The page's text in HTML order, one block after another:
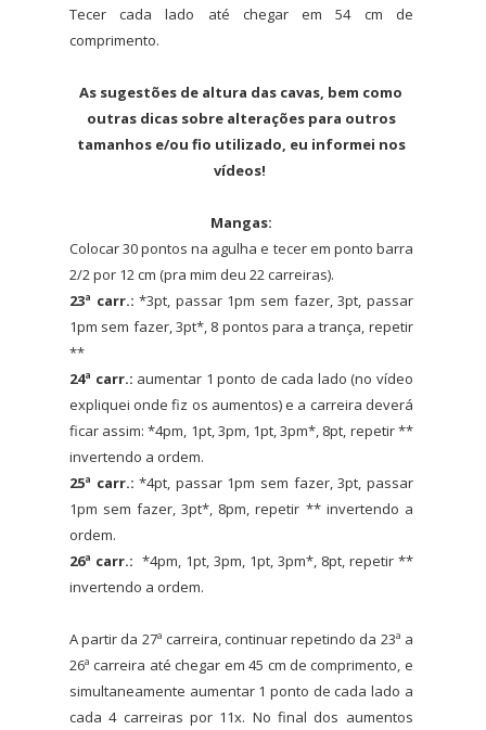
Tecer cada lado até chegar em 54 cm de
comprimento.
As sugestões de altura das cavas, bem como
outras dicas sobre alterações para outros
tamanhos e/ou fio utilizado, eu informei nos
vídeos!
Mangas:
Colocar 30 pontos na agulha e tecer em ponto barra
2/2 por 12 cm (pra mim deu 22 carreiras).
23ª carr.: *3pt, passar 1pm sem fazer, 3pt, passar
1pm sem fazer, 3pt*, 8 pontos para a trança, repetir
**
24ª carr.: aumentar 1 ponto de cada lado (no vídeo
expliquei onde fiz os aumentos) e a carreira deverá
ficar assim: *4pm, 1pt, 3pm, 1pt, 3pm*, 8pt, repetir **
invertendo a ordem.
25ª carr.: *4pt, passar 1pm sem fazer, 3pt, passar
1pm sem fazer, 3pt*, 8pm, repetir ** invertendo a
ordem.
26ª carr.: *4pm, 1pt, 3pm, 1pt, 3pm*, 8pt, repetir **
invertendo a ordem.
A partir da 27ª carreira, continuar repetindo da 23ª a
26ª carreira até chegar em 45 cm de comprimento, e
simultaneamente aumentar 1 ponto de cada lado a
cada 4 carreiras por 11x. No final dos aumentos